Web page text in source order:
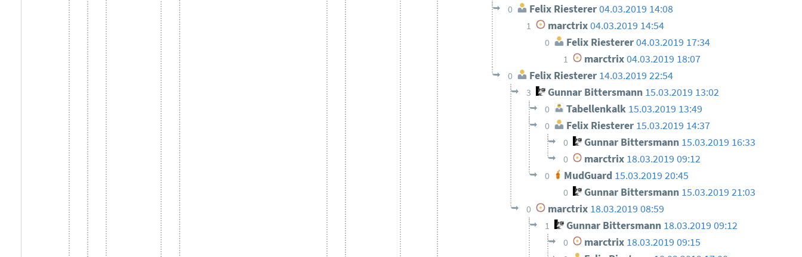
0 Felix Riesterer04.03.2019 14:08
1 marctrix04.03.2019 14:54
0 Felix Riesterer04.03.2019 17:34
1 marctrix 04.03.2019 18:07
0 Felix Riesterer 14.03.2019 22:54
3 Gunnar Bittersmann 15.03.2019 13:02
0 Tabellenkalk 15.03.2019 13:49
0 Felix Riesterer 15.03.2019 14:37
0 Gunnar Bittersmann 15.03.2019 16:33
0 marctrix 18.03.2019 09:12
0 MudGuard 15.03.2019 20:45
0 Gunnar Bittersmann 15.03.2019 21:03
0 marctrix 18.03.2019 08:59
1 Gunnar Bittersmann 18.03.2019 09:12
0 marctrix 18.03.2019 09:15